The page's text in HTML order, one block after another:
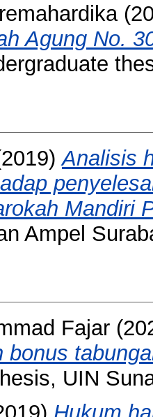
Agung No.
Analisis
Mandiri
Ampel
Fajar
bonus
UIN